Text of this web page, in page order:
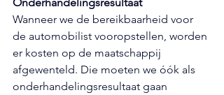
Wanneer we de bereikbaarheid voor
de automobilist vooropstellen, worden
er kosten op de maatschappij
afgewenteld. Die moeten we óók als
onderhandelingsresultaat gaan